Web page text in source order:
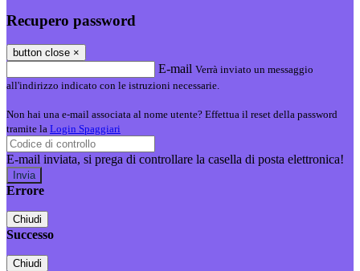
Recupero password
button close ×
E-mail Verrà inviato un messaggio
all'indirizzo indicato con le istruzioni necessarie.
Non hai una e-mail associata al nome utente? Effettua il reset della password
tramite la Login Spaggiari
E-mail inviata, si prega di controllare la casella di posta elettronica!
Errore
Chiudi
Successo
Chiudi